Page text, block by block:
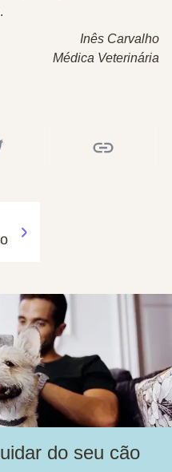
Inês Carvalho
Médica Veterinária
do seu cão